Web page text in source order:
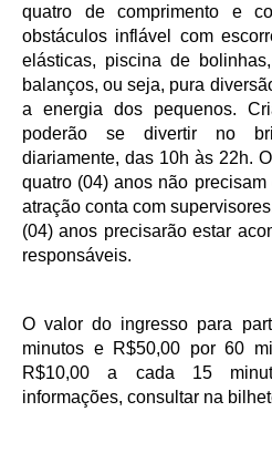
quatro de comprimento e
obstáculos inflável com
elásticas, piscina de
balanços, ou seja, pura
a energia dos pequenos.
poderão se divertir no
diariamente, das 10h às 22h.
quatro (04) anos não
atração conta com
(04) anos precisarão estar
responsáveis.
O valor do ingresso para
minutos e R$50,00 por 60
R$10,00 a cada 15
informações, consultar na